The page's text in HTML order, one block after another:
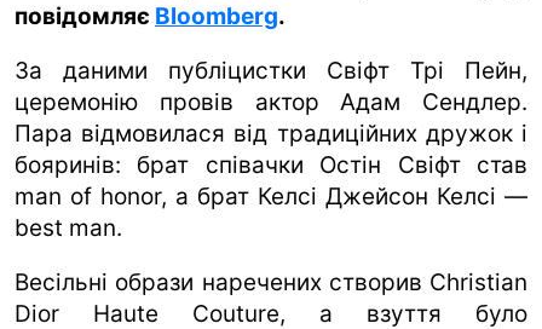
повідомляє Bloomberg.
За даними публіцистки Свіфт Трі Пейн,
церемонію провів актор Адам Сендлер.
Пара відмовилася від традиційних дружок і
бояринів: брат співачки Остін Свіфт став
man of honor, а брат Келсі Джейсон Келсі —
best man.
Весільні образи наречених створив Christian
Dior Haute Couture, а взуття було